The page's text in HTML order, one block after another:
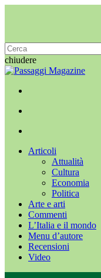
principale
chiudere
Chiudi
Menu
cerca
Menu
Articoli
Attualità
Cultura
Economia
Politica
Arte e arti
Commenti
L’Italia e il mondo
Menu d’autore
Recensioni
Video